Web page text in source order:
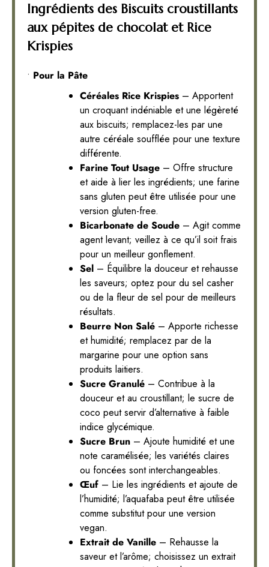
Ingrédients des Biscuits croustillants
aux pépites de chocolat et Rice
Krispies
• Pour la Pâte
Céréales Rice Krispies – Apportent
un croquant indéniable et une légèreté
aux biscuits; remplacez-les par une
autre céréale soufflée pour une texture
différente.
Farine Tout Usage – Offre structure
et aide à lier les ingrédients; une farine
sans gluten peut être utilisée pour une
version gluten-free.
Bicarbonate de Soude – Agit comme
agent levant; veillez à ce qu’il soit frais
pour un meilleur gonflement.
Sel – Équilibre la douceur et rehausse
les saveurs; optez pour du sel casher
ou de la fleur de sel pour de meilleurs
résultats.
Beurre Non Salé – Apporte richesse
et humidité; remplacez par de la
margarine pour une option sans
produits laitiers.
Sucre Granulé – Contribue à la
douceur et au croustillant; le sucre de
coco peut servir d’alternative à faible
indice glycémique.
Sucre Brun – Ajoute humidité et une
note caramélisée; les variétés claires
ou foncées sont interchangeables.
Œuf – Lie les ingrédients et ajoute de
l’humidité; l’aquafaba peut être utilisée
comme substitut pour une version
vegan.
Extrait de Vanille – Rehausse la
saveur et l’arôme; choisissez un extrait